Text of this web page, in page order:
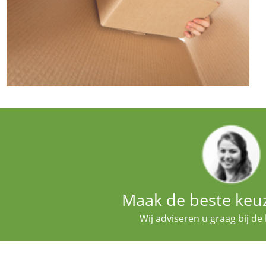
Maak de beste
Wij adviseren u graag bij